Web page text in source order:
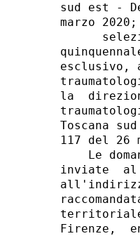
sud est -
marzo 2020;
esclusivo,
la
Toscana
117 del 26
Le
inviate  al
territoriale
Firenze,